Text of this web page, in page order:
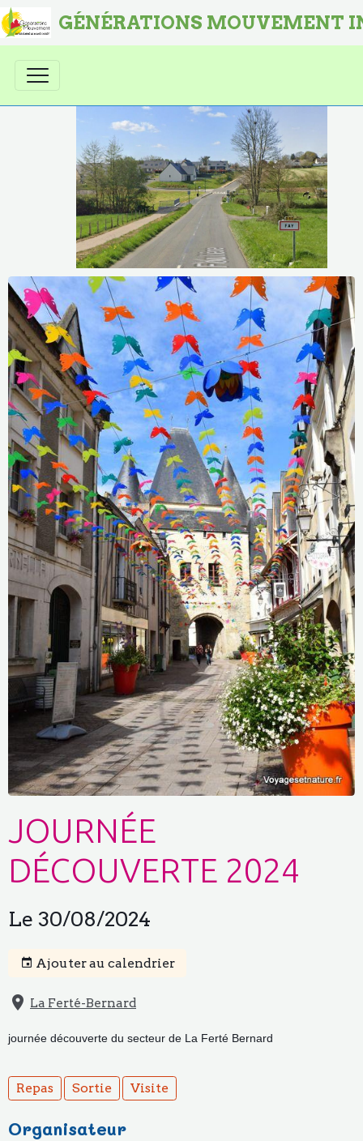
GÉNÉRATIONS MOUVEMENT
JOURNÉE
DÉCOUVERTE 2024
Le 30/08/2024
Ajouter au calendrier
La Ferté-Bernard
journée découverte du secteur de La Ferté Bernard
Repas Sortie Visite
Organisateur